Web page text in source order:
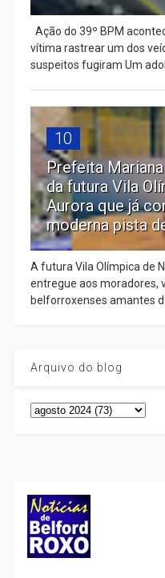
Ação do 39º BPM
vítima rastrear um dos
suspeitos fugiram Um
10
Prefeita
da futura Vila
Aurora que já
moderna pista
A futura Vila Olímpica de
entregue aos moradores,
belforroxenses amantes
Arquivo do blog